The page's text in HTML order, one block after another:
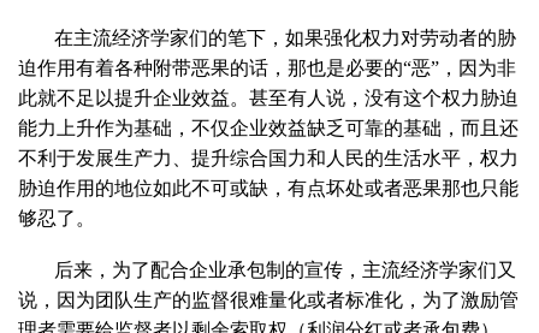
在主流经济学家们的笔下，如果强化权力对劳动者的胁
迫作用有着各种附带恶果的话，那也是必要的“恶”，因为非
此就不足以提升企业效益。甚至有人说，没有这个权力胁迫
能力上升作为基础，不仅企业效益缺乏可靠的基础，而且还
不利于发展生产力、提升综合国力和人民的生活水平，权力
胁迫作用的地位如此不可或缺，有点坏处或者恶果那也只能
够忍了。
后来，为了配合企业承包制的宣传，主流经济学家们又
说，因为团队生产的监督很难量化或者标准化，为了激励管